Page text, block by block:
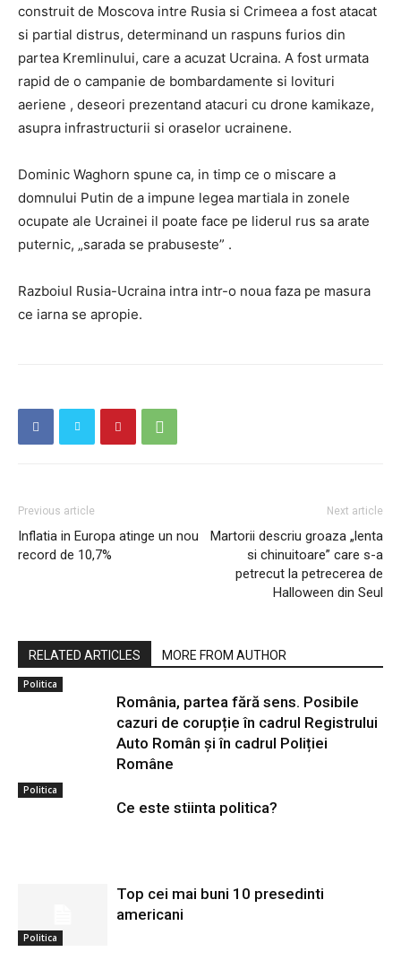
construit de Moscova intre Rusia si Crimeea a fost atacat
si partial distrus, determinand un raspuns furios din
partea Kremlinului, care a acuzat Ucraina. A fost urmata
rapid de o campanie de bombardamente si lovituri
aeriene , deseori prezentand atacuri cu drone kamikaze,
asupra infrastructurii si oraselor ucrainene.
Dominic Waghorn spune ca, in timp ce o miscare a
domnului Putin de a impune legea martiala in zonele
ocupate ale Ucrainei il poate face pe liderul rus sa arate
puternic, „sarada se prabuseste” .
Razboiul Rusia-Ucraina intra intr-o noua faza pe masura
ce iarna se apropie.
Previous article
Inflatia in Europa atinge un nou
record de 10,7%
Next article
Martorii descriu groaza „lenta
si chinuitoare” care s-a
petrecut la petrecerea de
Halloween din Seul
RELATED ARTICLES MORE FROM AUTHOR
Politica
România, partea fără sens. Posibile
cazuri de corupție în cadrul Registrului
Auto Român și în cadrul Poliției
Române
Politica
Ce este stiinta politica?
Politica
Top cei mai buni 10 presedinti
americani